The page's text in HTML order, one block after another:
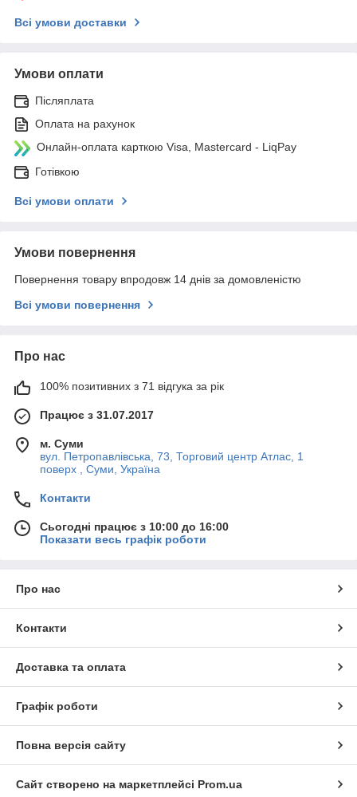
Всі умови доставки
Умови оплати
Післяплата
Оплата на рахунок
Онлайн-оплата карткою Visa, Mastercard - LiqPay
Готівкою
Всі умови оплати
Умови повернення
Повернення товару впродовж 14 днів за домовленістю
Всі умови повернення
Про нас
100% позитивних з 71 відгука за рік
Працює з 31.07.2017
м. Суми
вул. Петропавлівська, 73, Торговий центр Атлас, 1
поверх , Суми, Україна
Контакти
Сьогодні працює з 10:00 до 16:00
Показати весь графік роботи
Про нас
Контакти
Доставка та оплата
Графік роботи
Повна версія сайту
Сайт створено на маркетплейсі Prom.ua